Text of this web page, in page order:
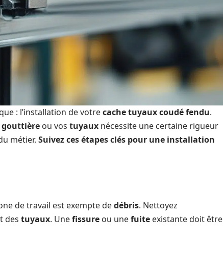
: l’installation de votrecache tuyaux coudé fendu.
gouttière ou vos tuyaux nécessite une certaine rigueur
métier. Suivez ces étapes clés pour une installation
de travail est exempte dedébris. Nettoyez
des tuyaux. Unefissure ou unefuite existante doit être